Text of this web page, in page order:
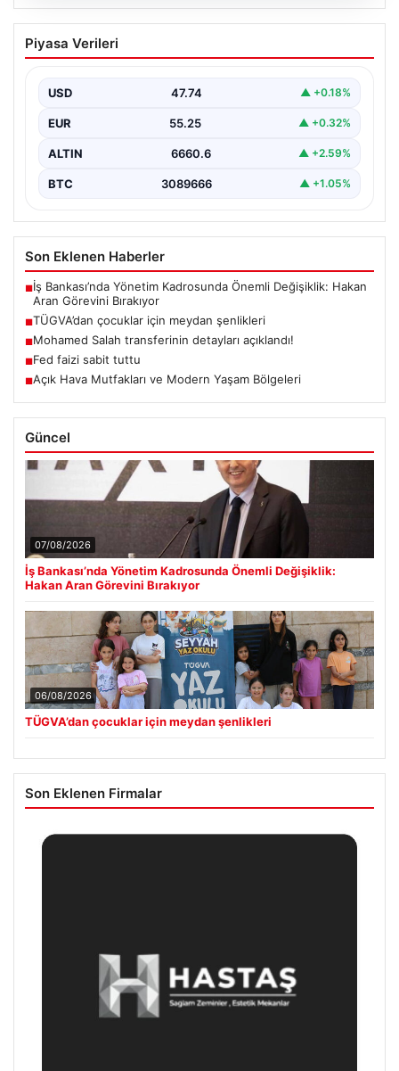
TÜGVA’dan çocuklar için meydan
şenlikleri
Piyasa Verileri
USD 47.74 ▲ +0.18%
EUR 55.25 ▲ +0.32%
ALTIN 6660.6 ▲ +2.59%
BTC 3089666 ▲ +1.05%
Son Eklenen Haberler
■İş Bankası’nda Yönetim Kadrosunda Önemli Değişiklik: Hakan
Aran Görevini Bırakıyor
■TÜGVA’dan çocuklar için meydan şenlikleri
■Mohamed Salah transferinin detayları açıklandı!
■Fed faizi sabit tuttu
■Açık Hava Mutfakları ve Modern Yaşam Bölgeleri
Güncel
07/08/2026
İş Bankası’nda Yönetim Kadrosunda Önemli Değişiklik:
Hakan Aran Görevini Bırakıyor
06/08/2026
TÜGVA’dan çocuklar için meydan şenlikleri
Son Eklenen Firmalar